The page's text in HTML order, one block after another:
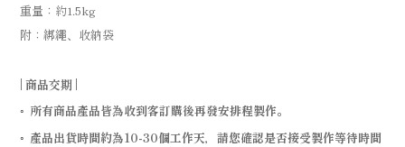
重量：約1.5kg
附：綁繩、收納袋
| 商品交期 |
◦ 所有商品產品皆為收到客訂購後再發安排程製作。
◦ 產品出貨時間約為10-30個工作天，請您確認是否接受製作等待時間